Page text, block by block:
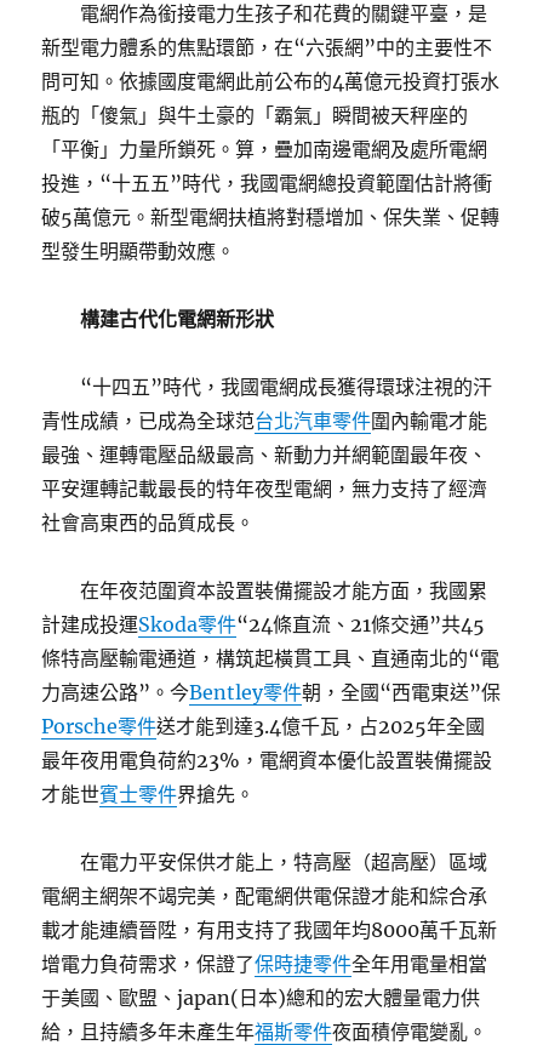
電網作為銜接電力生孩子和花費的關鍵平臺，是
新型電力體系的焦點環節，在“六張網”中的主要性不
問可知。依據國度電網此前公布的4萬億元投資打張水
瓶的「傻氣」與牛土豪的「霸氣」瞬間被天秤座的
「平衡」力量所鎖死。算，疊加南邊電網及處所電網
投進，“十五五”時代，我國電網總投資範圍估計將衝
破5萬億元。新型電網扶植將對穩增加、保失業、促轉
型發生明顯帶動效應。
構建古代化電網新形狀
“十四五”時代，我國電網成長獲得環球注視的汗
青性成績，已成為全球范台北汽車零件圍內輸電才能
最強、運轉電壓品級最高、新動力并網範圍最年夜、
平安運轉記載最長的特年夜型電網，無力支持了經濟
社會高東西的品質成長。
在年夜范圍資本設置裝備擺設才能方面，我國累
計建成投運Skoda零件“24條直流、21條交通”共45
條特高壓輸電通道，構筑起橫貫工具、直通南北的“電
力高速公路”。今Bentley零件朝，全國“西電東送”保
Porsche零件送才能到達3.4億千瓦，占2025年全國
最年夜用電負荷約23%，電網資本優化設置裝備擺設
才能世賓士零件界搶先。
在電力平安保供才能上，特高壓（超高壓）區域
電網主網架不竭完美，配電網供電保證才能和綜合承
載才能連續晉陞，有用支持了我國年均8000萬千瓦新
增電力負荷需求，保證了保時捷零件全年用電量相當
于美國、歐盟、japan(日本)總和的宏大體量電力供
給，且持續多年未產生年福斯零件夜面積停電變亂。